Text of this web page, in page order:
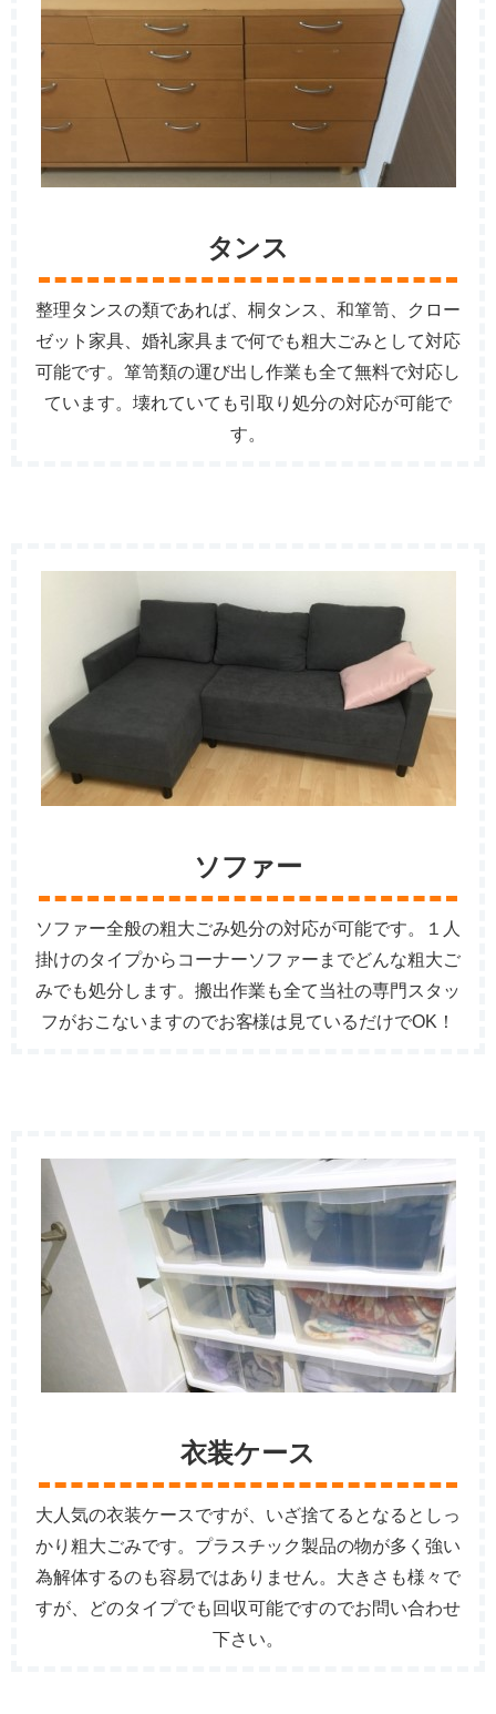
タンス
整理タンスの類であれば、桐タンス、和箪笥、クロー
ゼット家具、婚礼家具まで何でも粗大ごみとして対応
可能です。箪笥類の運び出し作業も全て無料で対応し
ています。壊れていても引取り処分の対応が可能で
す。
ソファー
ソファー全般の粗大ごみ処分の対応が可能です。１人
掛けのタイプからコーナーソファーまでどんな粗大ご
みでも処分します。搬出作業も全て当社の専門スタッ
フがおこないますのでお客様は見ているだけでOK！
衣装ケース
大人気の衣装ケースですが、いざ捨てるとなるとしっ
かり粗大ごみです。プラスチック製品の物が多く強い
為解体するのも容易ではありません。大きさも様々で
すが、どのタイプでも回収可能ですのでお問い合わせ
下さい。